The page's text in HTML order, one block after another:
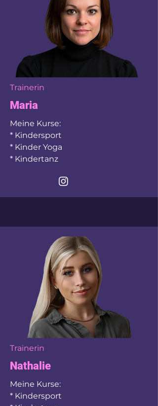
Trainerin
Maria
Meine Kurse:
* Kindersport
* Kinder Yoga
* Kindertanz
Trainerin
Nathalie
Meine Kurse:
* Kindersport